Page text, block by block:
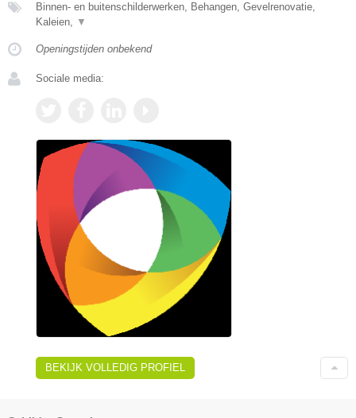
Binnen- en buitenschilderwerken, Behangen, Gevelrenovatie,
Kaleien, ▼
Openingstijden onbekend
Sociale media:
BEKIJK VOLLEDIG PROFIEL